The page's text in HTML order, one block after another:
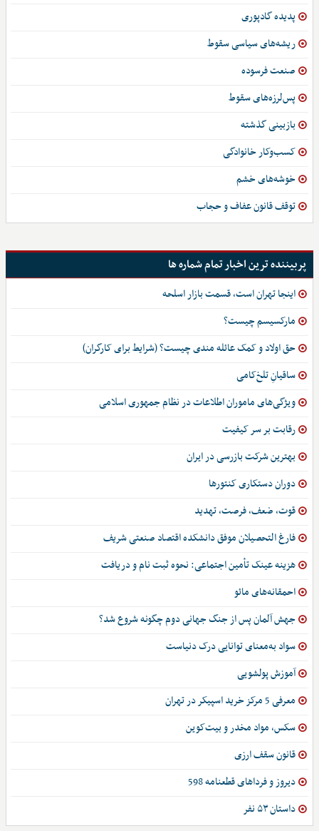
پدیده گادپوری
ریشه‌های سیاسی سقوط
صنعت فرسوده
پس‌لرزه‌های سقوط
بازبینی گذشته
کسب‌وکار خانوادگی
خوشه‌های خشم
توقف قانون عفاف و حجاب
پربیننده ترین اخبار تمام شماره ها
اینجا تهران است، قسمت بازار اسلحه
مارکسیسم چیست؟
حق اولاد و کمک عائله مندی چیست؟ (شرایط برای کارگران)
ساقیانِ تلخ‌کامی
ویژگی‌های ماموران اطلاعات در نظام جمهوری اسلامی
رقابت بر سر کیفیت
بهترین شرکت بازرسی در ایران
دوران دستکاری کنتورها
قوت، ضعف، فرصت، تهدید
فارغ التحصیلان موفق دانشکده اقتصاد صنعتی شریف
هزینه عینک تأمین اجتماعی: نحوه ثبت نام و دریافت
احمقانه‌های مائو
جهش آلمان پس از جنگ جهانی دوم چگونه شروع شد؟
سواد به‌معنای توانایی درک دنیاست
آموزش پولشویی
معرفی 5 مرکز خرید اسپیکر در تهران
سکس، مواد مخدر و بیت‌کوین
قانون سقف ارزی
دیروز و فرداهای قطعنامه 598
داستان ۵۳ نفر